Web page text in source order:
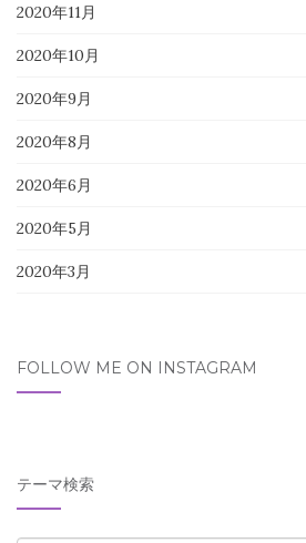
2020年11月
2020年10月
2020年9月
2020年8月
2020年6月
2020年5月
2020年3月
FOLLOW ME ON INSTAGRAM
テーマ検索